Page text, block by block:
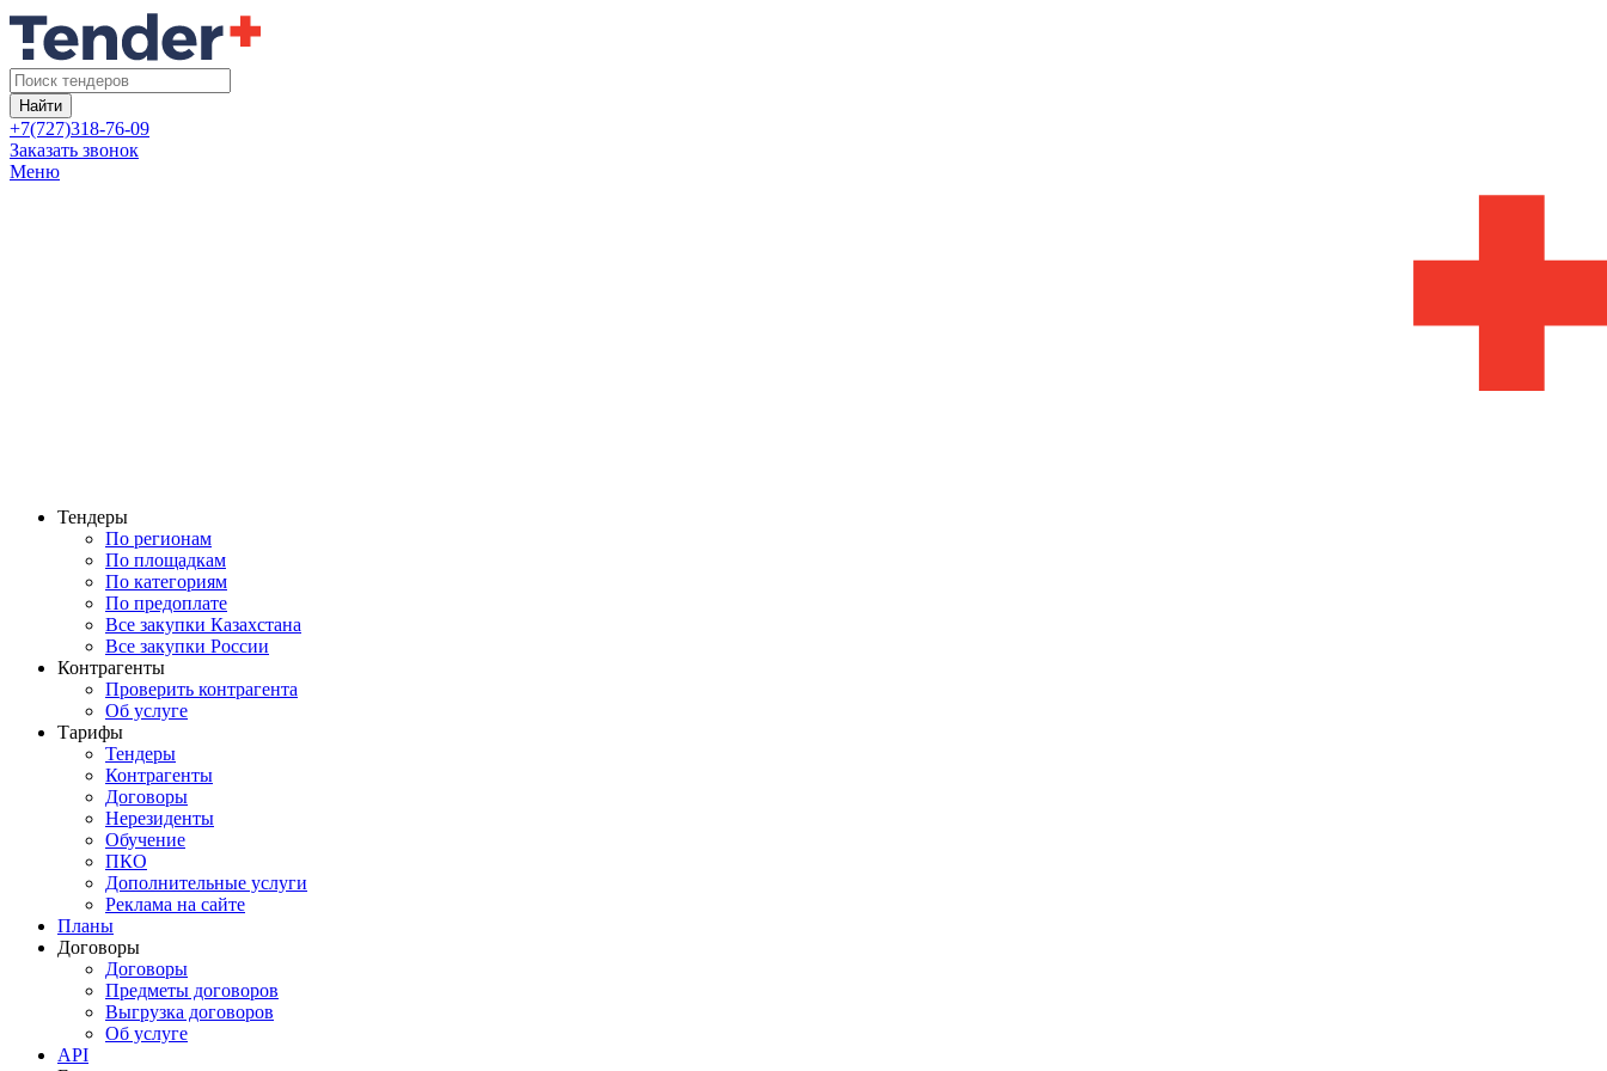
Найти
+7(727)318-76-09
Заказать звонок
Меню
Тендеры
По регионам
По площадкам
По категориям
По предоплате
Все закупки Казахстана
Все закупки России
Контрагенты
Проверить контрагента
Об услуге
Тарифы
Тендеры
Контрагенты
Договоры
Нерезиденты
Обучение
ПКО
Дополнительные услуги
Реклама на сайте
Планы
Договоры
Договоры
Предметы договоров
Выгрузка договоров
Об услуге
API